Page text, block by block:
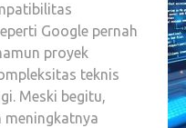
Google pernah
proyek
teknis
Meski begitu,
meningkatnya